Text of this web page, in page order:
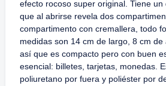
efecto rocoso super original. Tiene un
que al abrirse revela dos
compartimento con cremallera, todo
medidas son 14 cm de largo, 8 cm de
así que es compacto pero con buen
esencial: billetes, tarjetas, monedas.
poliuretano por fuera y poliéster por